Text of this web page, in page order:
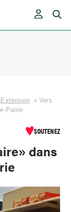
» Vers
Patrie
SOUTENEZ
dans